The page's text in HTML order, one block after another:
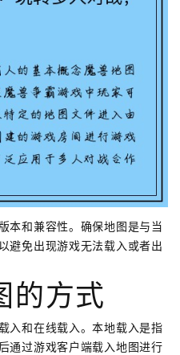
本和兼容性。确保地图是与当
避免出现游戏无法载入或者出
的方式
入和在线载入。本地载入是指
通过游戏客户端载入地图进行